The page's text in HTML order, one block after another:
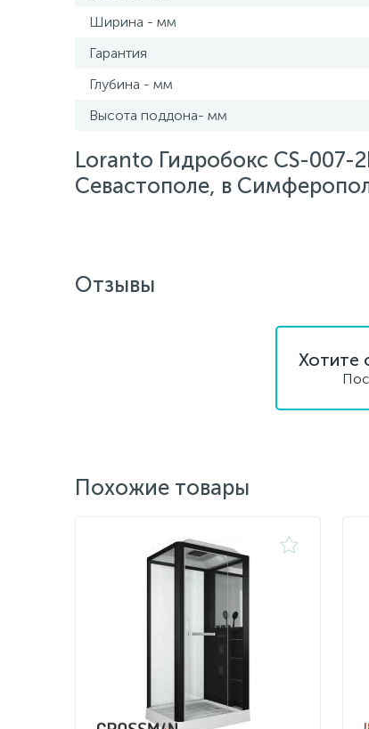
Ширина - мм
Гарантия
Глубина - мм
Высота поддона- мм
Loranto Гидробокс CS-007-
Севастополе, в
Отзывы
Хотите
Похожие товары